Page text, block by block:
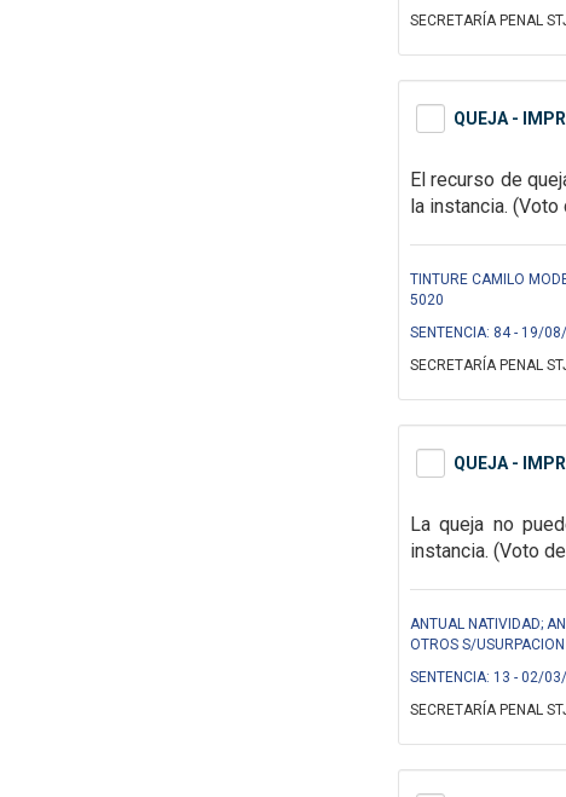
SECRETARÍA PENAL
QUEJA -
El recurso de
la instancia. (Voto
TINTURE CAMILO
5020
SENTENCIA: 84 - 19/
SECRETARÍA PENAL
QUEJA -
La queja no
instancia. (Voto
ANTUAL NATIVIDAD;
OTROS S/
SENTENCIA: 13 - 02/
SECRETARÍA PENAL